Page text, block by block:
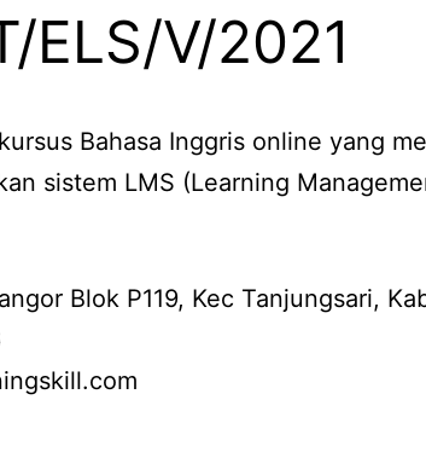
ELS/V/2021
Bahasa Inggris online yang
sistem LMS (Learning
Blok P119, Kec Tanjungsari,